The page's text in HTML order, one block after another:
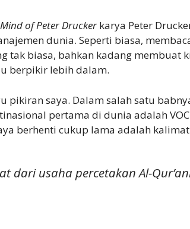
of Peter Druckerkarya Peter
dunia. Seperti biasa,
tak biasa, bahkan kadang membuat
berpikir lebih dalam.
pikiran saya. Dalam salah satu
pertama di dunia adalah
berhenti cukup lama adalah
dari usaha percetakan Al-